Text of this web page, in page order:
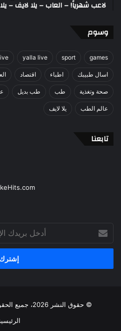
لاعب شهرياً! – العاب – يلا لايف –
وسوم
games
sport
yalla live
اسال طبيبك اطباء اقتصاد
صحة وتغذية طب طب بديل
عالم الطب يلا لايف
تابعنا
بريدك
الإلكتروني
© حقوق النشر 2026، جميع الحقوق محفوظة |